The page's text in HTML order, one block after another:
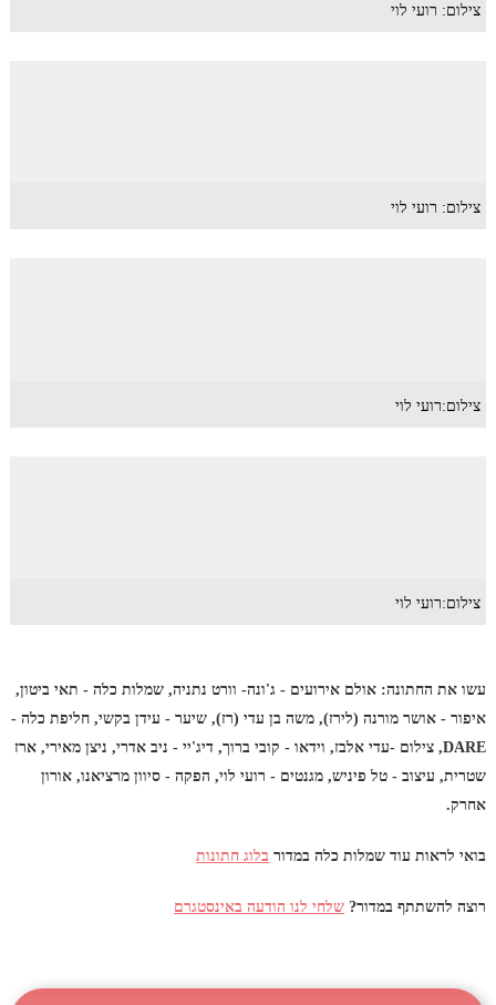
צילום: רועי לוי
צילום: רועי לוי
צילום:רועי לוי
צילום:רועי לוי
עשו את החתונה: אולם אירועים - ג'ונה- וורט נתניה, שמלות כלה - תאי ביטון,
איפור - אושר מורנה (לירז), משה בן עדי (רז), שיער - עידן בקשי, חליפת כלה -
DARE, צילום -עדי אלבז, וידאו - קובי ברוך, דיג'יי - ניב אדרי, ניצן מאירי, ארז
שטרית, עיצוב - טל פיניש, מגנטים - רועי לוי, הפקה - סיוון מרציאנו, אורון
אחרק.
בואי לראות עוד שמלות כלה במדור בלוג חתונות
רוצה להשתתף במדור? שלחי לנו הודעה באינסטגרם